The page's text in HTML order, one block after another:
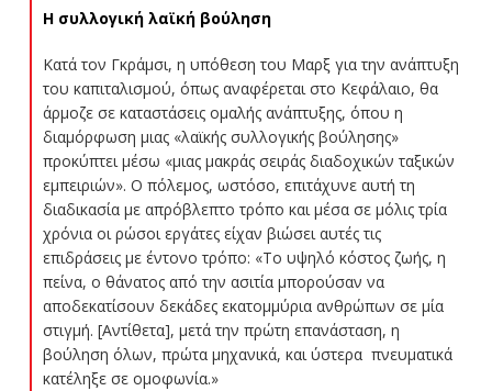
Η συλλογική λαϊκή βούληση
Κατά τον Γκράμσι, η υπόθεση του Μαρξ για την ανάπτυξη
του καπιταλισμού, όπως αναφέρεται στο Κεφάλαιο, θα
άρμοζε σε καταστάσεις ομαλής ανάπτυξης, όπου η
διαμόρφωση μιας «λαϊκής συλλογικής βούλησης»
προκύπτει μέσω «μιας μακράς σειράς διαδοχικών ταξικών
εμπειριών». Ο πόλεμος, ωστόσο, επιτάχυνε αυτή τη
διαδικασία με απρόβλεπτο τρόπο και μέσα σε μόλις τρία
χρόνια οι ρώσοι εργάτες είχαν βιώσει αυτές τις
επιδράσεις με έντονο τρόπο: «Το υψηλό κόστος ζωής, η
πείνα, ο θάνατος από την ασιτία μπορούσαν να
αποδεκατίσουν δεκάδες εκατομμύρια ανθρώπων σε μία
στιγμή. [Αντίθετα], μετά την πρώτη επανάσταση, η
βούληση όλων, πρώτα μηχανικά, και ύστερα πνευματικά
κατέληξε σε ομοφωνία.»